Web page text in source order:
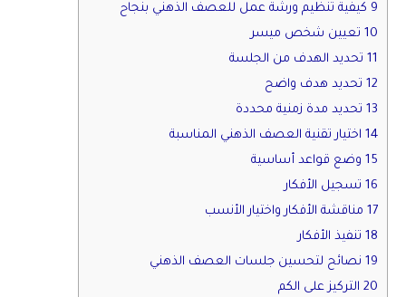
9 كيفية تنظيم ورشة عمل للعصف الذهني بنجاح
10 تعيين شخص ميسر
11 تحديد الهدف من الجلسة
12 تحديد هدف واضح
13 تحديد مدة زمنية محددة
14 اختيار تقنية العصف الذهني المناسبة
15 وضع قواعد أساسية
16 تسجيل الأفكار
17 مناقشة الأفكار واختيار الأنسب
18 تنفيذ الأفكار
19 نصائح لتحسين جلسات العصف الذهني
20 التركيز على الكم